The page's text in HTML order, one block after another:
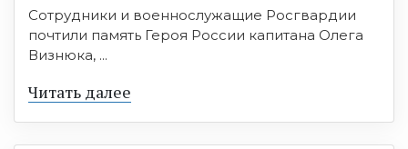
Сотрудники и военнослужащие Росгвардии
почтили память Героя России капитана Олега
Визнюка, ...
Читать далее